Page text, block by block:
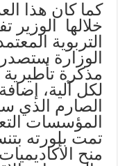
كما كان هذا
خلالها الوزير
التربوية
الوزارة
مذكرة
لكل آلية،
الصارم الذي
المؤسسات
تمت بلورته
منح